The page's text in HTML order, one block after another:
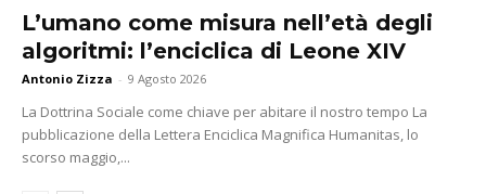
L’umano come misura nell’età degli
algoritmi: l’enciclica di Leone XIV
Antonio Zizza - 9 Agosto 2026
La Dottrina Sociale come chiave per abitare il nostro tempo La
pubblicazione della Lettera Enciclica Magnifica Humanitas, lo
scorso maggio,...